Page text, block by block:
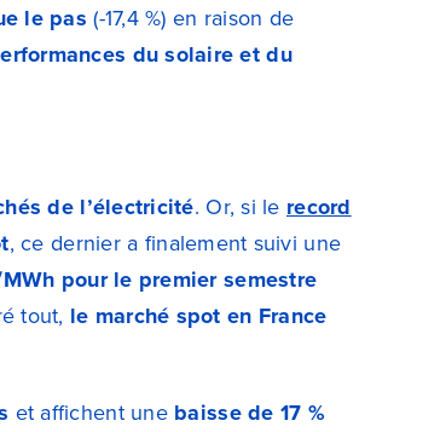
le pas (-17,4 %) en raison de
du solaire et du
de l’électricité. Or, si le record
, ce dernier a finalement suivi une
pour le premier semestre
tout, le marché spot en France
et affichent une baisse de 17 %